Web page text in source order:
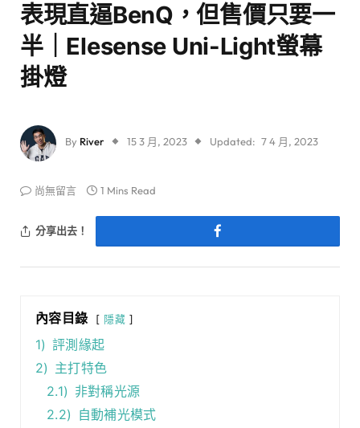
表現直逼BenQ，但售價只要一
半｜Elesense Uni-Light螢幕
掛燈
By River 15 3 月, 2023 Updated: 7 4 月, 2023
尚無留言 1 Mins Read
分享出去！
內容目錄 隱藏
1) 評測緣起
2) 主打特色
2.1) 非對稱光源
2.2) 自動補光模式